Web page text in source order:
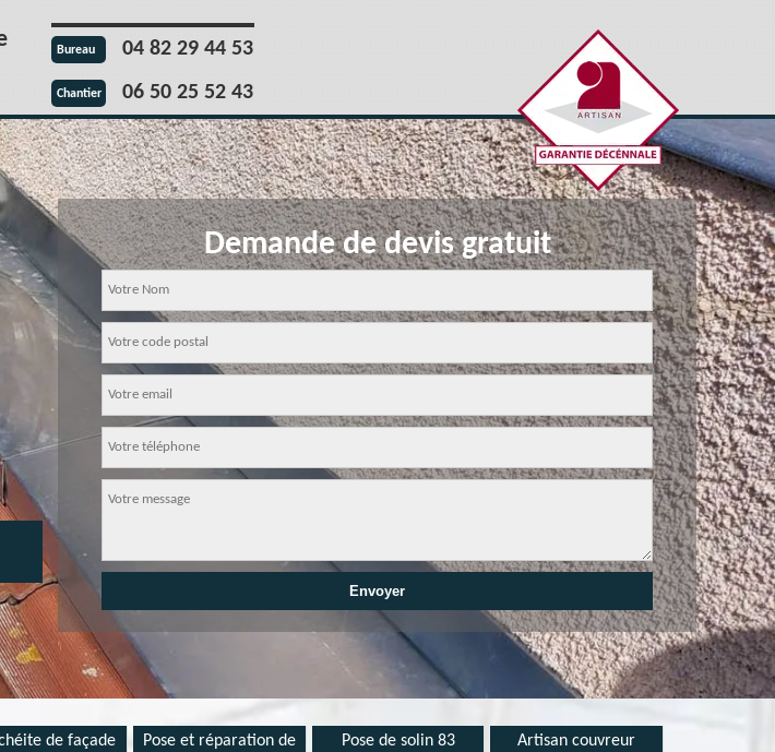
Bureau 04 82 29 44 53
Chantier 06 50 25 52 43
Demande de devis gratuit
de façade
Pose et réparation de
Pose de solin 83
Artisan couvreur